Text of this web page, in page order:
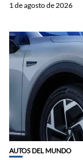
1 de agosto de 2026
AUTOS DEL MUNDO